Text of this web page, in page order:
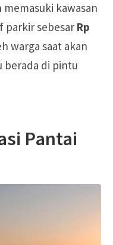
memasuki kawasan
parkir sebesar Rp
warga saat akan
berada di pintu
Pantai